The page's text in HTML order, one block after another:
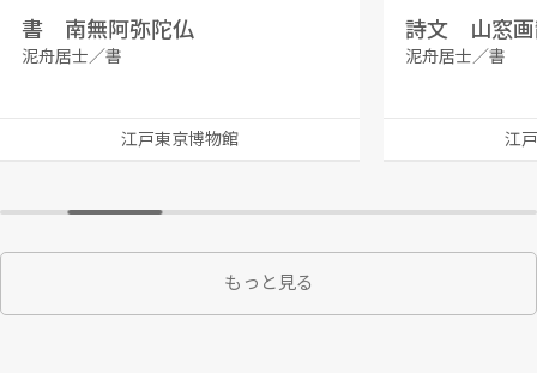
書 南無阿弥陀仏
泥舟居士／書
江戸東京博物館
詩文 山窓画
泥舟居士／書
江
もっと見る